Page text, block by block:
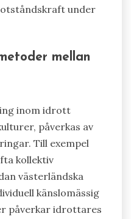
under
mellan
inom idrott
påverkas av
Till exempel
kollektiv
västerländska
känslomässig
påverkar idrottares